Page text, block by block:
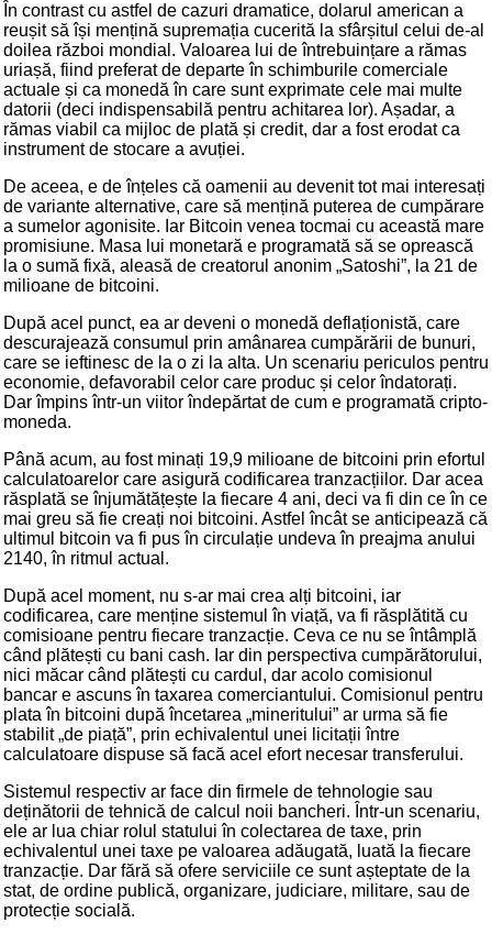
În contrast cu astfel de cazuri dramatice, dolarul american a
reușit să își mențină supremația cucerită la sfârșitul celui de-al
doilea război mondial. Valoarea lui de întrebuințare a rămas
uriașă, fiind preferat de departe în schimburile comerciale
actuale și ca monedă în care sunt exprimate cele mai multe
datorii (deci indispensabilă pentru achitarea lor). Așadar, a
rămas viabil ca mijloc de plată și credit, dar a fost erodat ca
instrument de stocare a avuției.
De aceea, e de înțeles că oamenii au devenit tot mai interesați
de variante alternative, care să mențină puterea de cumpărare
a sumelor agonisite. Iar Bitcoin venea tocmai cu această mare
promisiune. Masa lui monetară e programată să se oprească
la o sumă fixă, aleasă de creatorul anonim „Satoshi”, la 21 de
milioane de bitcoini.
După acel punct, ea ar deveni o monedă deflaționistă, care
descurajează consumul prin amânarea cumpărării de bunuri,
care se ieftinesc de la o zi la alta. Un scenariu periculos pentru
economie, defavorabil celor care produc și celor îndatorați.
Dar împins într-un viitor îndepărtat de cum e programată cripto-
moneda.
Până acum, au fost minați 19,9 milioane de bitcoini prin efortul
calculatoarelor care asigură codificarea tranzacțiilor. Dar acea
răsplată se înjumătățește la fiecare 4 ani, deci va fi din ce în ce
mai greu să fie creați noi bitcoini. Astfel încât se anticipează că
ultimul bitcoin va fi pus în circulație undeva în preajma anului
2140, în ritmul actual.
După acel moment, nu s-ar mai crea alți bitcoini, iar
codificarea, care menține sistemul în viață, va fi răsplătită cu
comisioane pentru fiecare tranzacție. Ceva ce nu se întâmplă
când plătești cu bani cash. Iar din perspectiva cumpărătorului,
nici măcar când plătești cu cardul, dar acolo comisionul
bancar e ascuns în taxarea comerciantului. Comisionul pentru
plata în bitcoini după încetarea „mineritului” ar urma să fie
stabilit „de piață”, prin echivalentul unei licitații între
calculatoare dispuse să facă acel efort necesar transferului.
Sistemul respectiv ar face din firmele de tehnologie sau
deținătorii de tehnică de calcul noii bancheri. Într-un scenariu,
ele ar lua chiar rolul statului în colectarea de taxe, prin
echivalentul unei taxe pe valoarea adăugată, luată la fiecare
tranzacție. Dar fără să ofere serviciile ce sunt așteptate de la
stat, de ordine publică, organizare, judiciare, militare, sau de
protecție socială.